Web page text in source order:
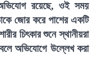
রয়েছে, ওই সময়
জোর করে পাশের একটি
চিৎকার শুনে স্থানীয়রা
অভিযোগে উল্লেখ করা